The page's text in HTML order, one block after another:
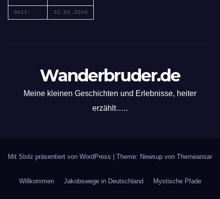
Seit: 31.01.2026
Wanderbruder.de
Meine kleinen Geschichten und Erlebnisse, heiter
erzählt…..
Mit Stolz präsentiert von WordPress | Theme: Newsup von Themeansar
Willkommen Jakobswege in Deutschland Mystische Pfade